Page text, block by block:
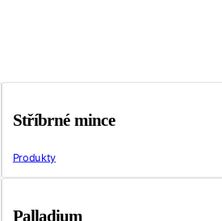
Stříbrné mince
Produkty
Palladium